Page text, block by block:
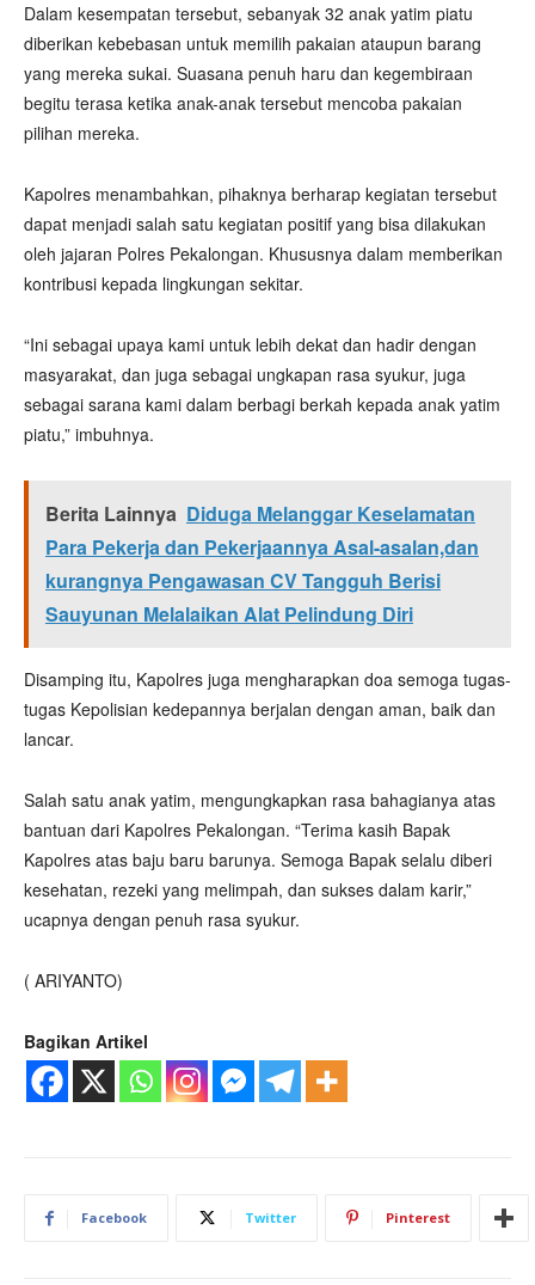
Dalam kesempatan tersebut, sebanyak 32 anak yatim piatu
diberikan kebebasan untuk memilih pakaian ataupun barang
yang mereka sukai. Suasana penuh haru dan kegembiraan
begitu terasa ketika anak-anak tersebut mencoba pakaian
pilihan mereka.
Kapolres menambahkan, pihaknya berharap kegiatan tersebut
dapat menjadi salah satu kegiatan positif yang bisa dilakukan
oleh jajaran Polres Pekalongan. Khususnya dalam memberikan
kontribusi kepada lingkungan sekitar.
“Ini sebagai upaya kami untuk lebih dekat dan hadir dengan
masyarakat, dan juga sebagai ungkapan rasa syukur, juga
sebagai sarana kami dalam berbagi berkah kepada anak yatim
piatu,” imbuhnya.
Berita Lainnya Diduga Melanggar Keselamatan
Para Pekerja dan Pekerjaannya Asal-asalan,dan
kurangnya Pengawasan CV Tangguh Berisi
Sauyunan Melalaikan Alat Pelindung Diri
Disamping itu, Kapolres juga mengharapkan doa semoga tugas-
tugas Kepolisian kedepannya berjalan dengan aman, baik dan
lancar.
Salah satu anak yatim, mengungkapkan rasa bahagianya atas
bantuan dari Kapolres Pekalongan. “Terima kasih Bapak
Kapolres atas baju baru barunya. Semoga Bapak selalu diberi
kesehatan, rezeki yang melimpah, dan sukses dalam karir,”
ucapnya dengan penuh rasa syukur.
( ARIYANTO)
Bagikan Artikel
Facebook Twitter Pinterest